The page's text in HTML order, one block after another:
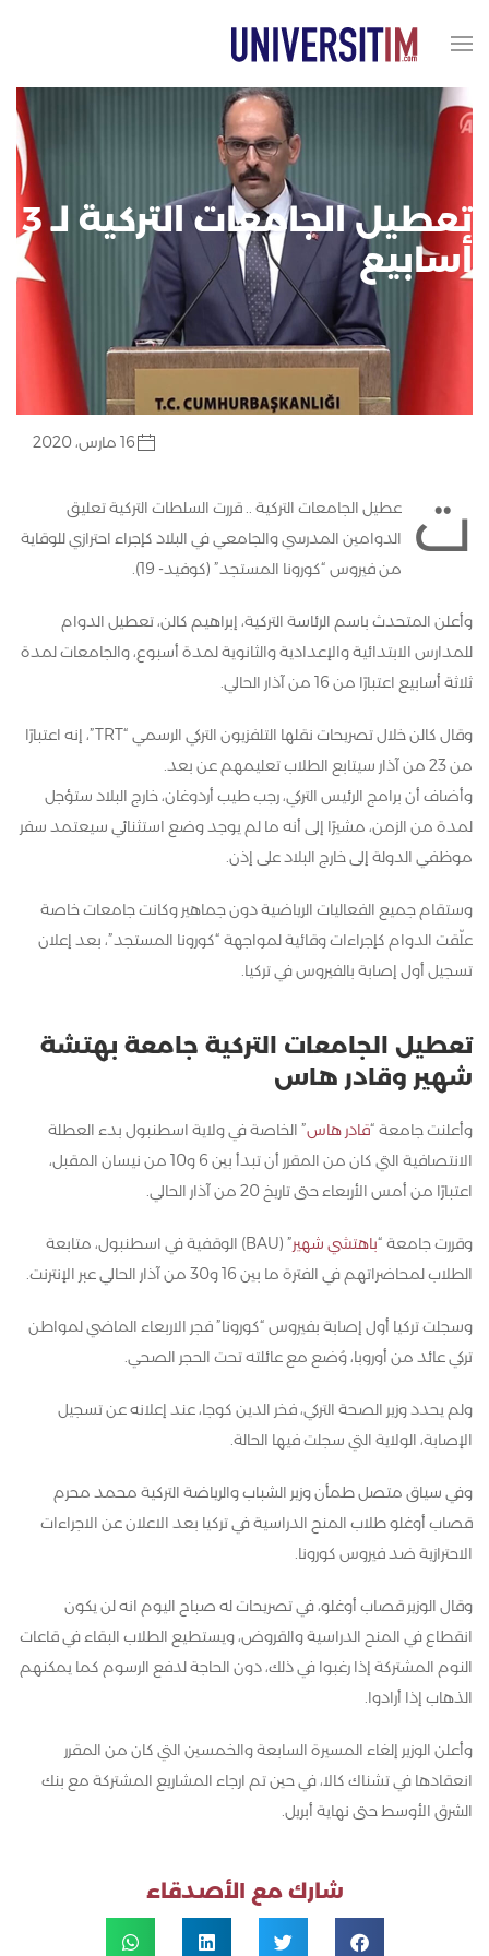
تعطيل الجامعات التركية لـ 3
أسابيع
16 مارس، 2020
ت
عطيل الجامعات التركية .. قررت السلطات التركية تعليق
الدوامين المدرسي والجامعي في البلاد كإجراء احترازي للوقاية
من فيروس “كورونا المستجد” (كوفيد- 19).
وأعلن المتحدث باسم الرئاسة التركية، إبراهيم كالن، تعطيل الدوام
للمدارس الابتدائية والإعدادية والثانوية لمدة أسبوع، والجامعات لمدة
ثلاثة أسابيع اعتبارًا من 16 من آذار الحالي.
وقال كالن خلال تصريحات نقلها التلفزيون التركي الرسمي “TRT”، إنه اعتبارًا
من 23 من آذار سيتابع الطلاب تعليمهم عن بعد.
وأضاف أن برامج الرئيس التركي، رجب طيب أردوغان، خارج البلاد ستؤجل
لمدة من الزمن، مشيرًا إلى أنه ما لم يوجد وضع استثنائي سيعتمد سفر
موظفي الدولة إلى خارج البلاد على إذن.
وستقام جميع الفعاليات الرياضية دون جماهير وكانت جامعات خاصة
علّقت الدوام كإجراءات وقائية لمواجهة “كورونا المستجد”، بعد إعلان
تسجيل أول إصابة بالفيروس في تركيا.
تعطيل الجامعات التركية جامعة بهتشة
شهير وقادر هاس
وأعلنت جامعة “قادر هاس” الخاصة في ولاية اسطنبول بدء العطلة
الانتصافية التي كان من المقرر أن تبدأ بين 6 و10 من نيسان المقبل،
اعتبارًا من أمس الأربعاء حتى تاريخ 20 من آذار الحالي.
وقررت جامعة “باهتشي شهير
” (BAU) الوقفية في اسطنبول، متابعة
الطلاب لمحاضراتهم في الفترة ما بين 16 و30 من آذار الحالي عبر الإنترنت.
وسجلت تركيا أول إصابة بفيروس “كورونا” فجر الاربعاء الماضي لمواطن
تركي عائد من أوروبا، وُضع مع عائلته تحت الحجر الصحي.
ولم يحدد وزير الصحة التركي، فخر الدين كوجا، عند إعلانه عن تسجيل
الإصابة، الولاية التي سجلت فيها الحالة.
وفي سياق متصل طمأن وزير الشباب والرياضة التركية محمد محرم
قصاب أوغلو طلاب المنح الدراسية في تركيا بعد الاعلان عن الاجراءات
الاحترازية ضد فيروس كورونا.
وقال الوزير قصاب أوغلو، في تصريحات له صباح اليوم انه لن يكون
انقطاع في المنح الدراسية والقروض، ويستطيع الطلاب البقاء في قاعات
النوم المشتركة إذا رغبوا في ذلك، دون الحاجة لدفع الرسوم كما يمكنهم
الذهاب إذا أرادوا.
وأعلن الوزير إلغاء المسيرة السابعة والخمسين التي كان من المقرر
انعقادها في تشناك كالا، في حين تم ارجاء المشاريع المشتركة مع بنك
الشرق الأوسط حتى نهاية أبريل.
شارك مع الأصدقاء